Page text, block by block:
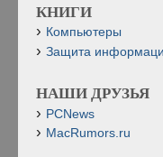
КНИГИ
Компьютеры
Защита
НАШИ ДРУЗЬЯ
PCNews
MacRumors.ru